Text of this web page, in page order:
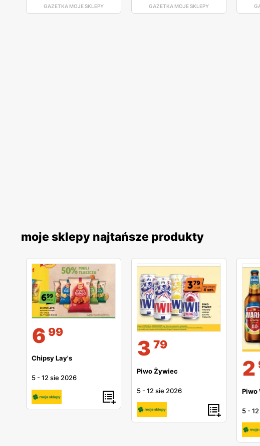
GAZETKA MOJE SKLEPY GAZETKA MOJE SKLEPY
moje sklepy najtańsze produkty
6 99
Chipsy Lay's
5 -12 sie 2026
3 79
Piwo Żywiec
5 -12 sie 2026
2
Piwo
5 -